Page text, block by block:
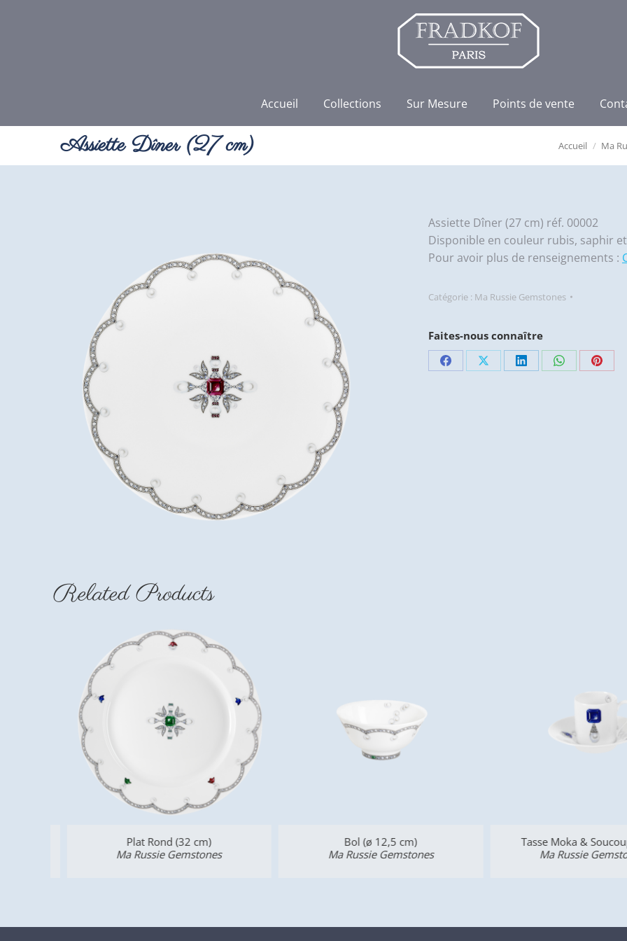
Accueil Collections Sur Mesure Points de vente
Assiette Dîner (27 cm)
Vous êtes ici : Accueil Ma
Assiette Dîner (27 cm) réf. 00002
Disponible en couleur rubis, saphir
Pour avoir plus de renseignements :
Catégorie : Ma Russie Gemstones
Faites-nous connaître
PartagerPartagerPartagerPartager
Related Products
Plat Rond (32 cm)
Ma Russie Gemstones
Bol (ø 12,5 cm)
Ma Russie Gemstones
Tasse Moka & Soucoupe
Ma Russie